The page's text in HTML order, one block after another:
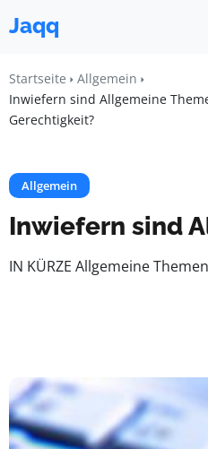
Jaqq
Startseite
Allgemein
Inwiefern sind Allgemeine
Gerechtigkeit?
Allgemein
Inwiefern sind
IN KÜRZE Allgemeine